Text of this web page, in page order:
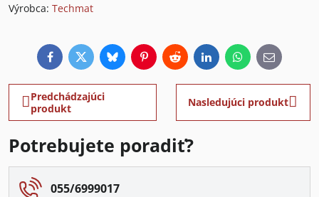
Výrobca: Techmat
FacebookTwitterBlueskyPinterestRedditLinkedInWhatsApp
E-
mail
Predchádzajúci
produkt
Nasledujúci produkt
Potrebujete poradiť?
055/6999017